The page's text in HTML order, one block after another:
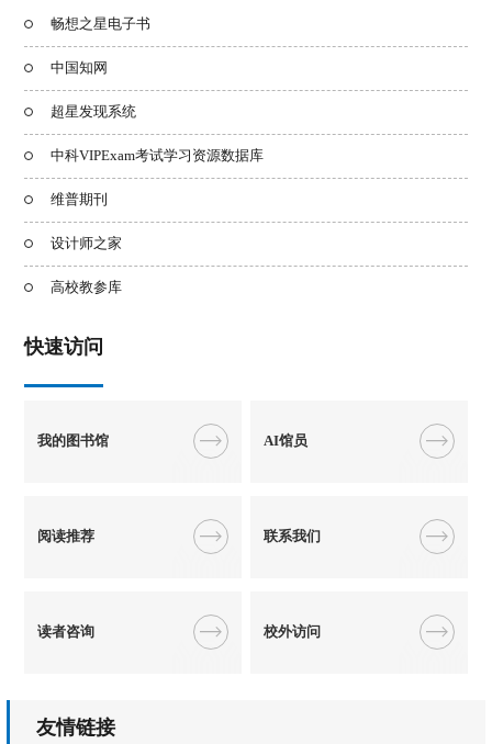
畅想之星电子书
中国知网
超星发现系统
中科VIPExam考试学习资源数据库
维普期刊
设计师之家
高校教参库
快速访问
我的图书馆 AI馆员
阅读推荐 联系我们
读者咨询 校外访问
友情链接